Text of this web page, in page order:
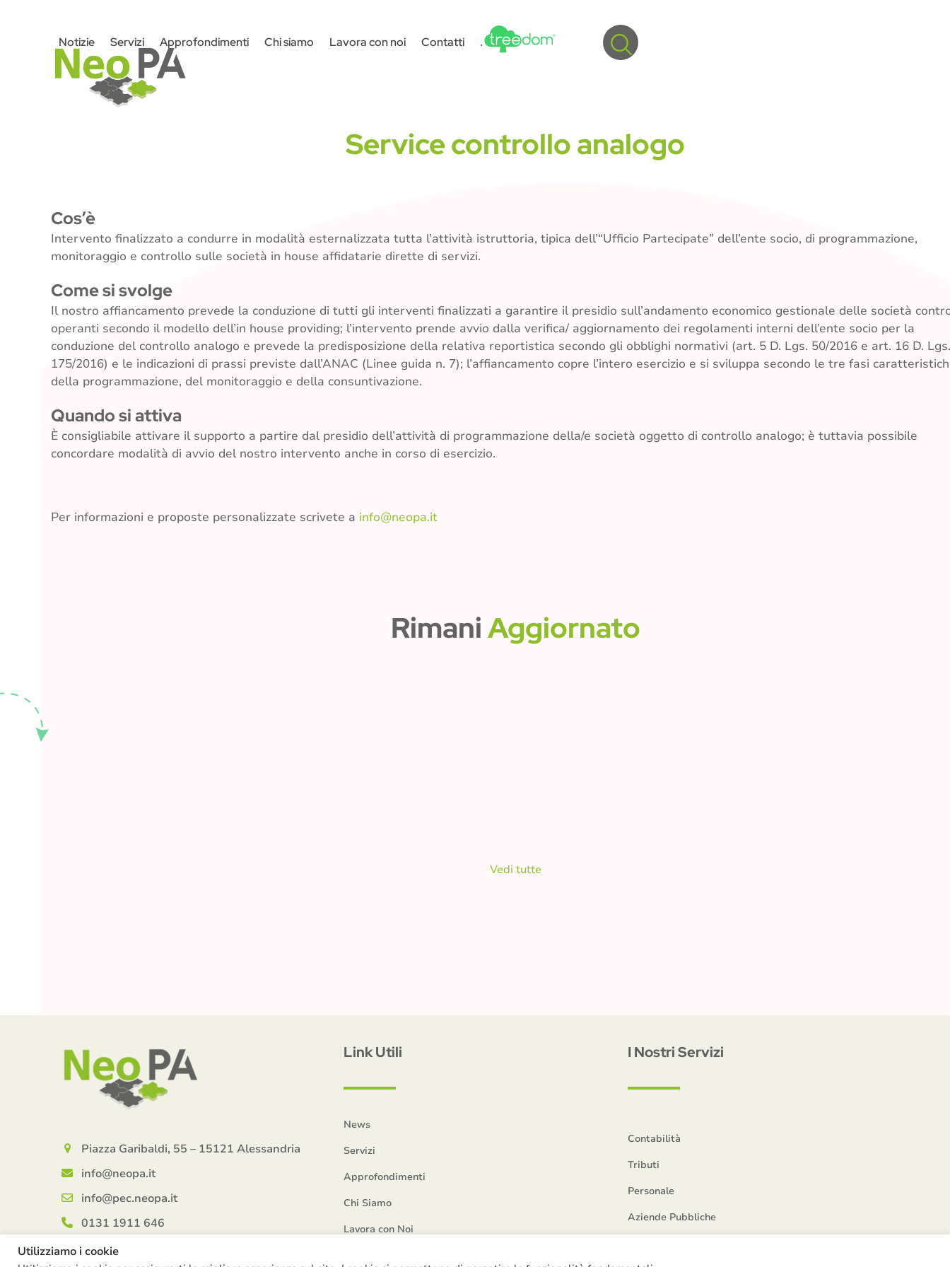
Notizie Servizi Approfondimenti Chi siamo Lavora con noi Contatti .
Service controllo analogo
Cos’è
Intervento finalizzato a condurre in modalità esternalizzata tutta l’attività istruttoria, tipica dell’“Ufficio Partecipate” dell’ente socio, di programmazione,
monitoraggio e controllo sulle società in house affidatarie dirette di servizi.
Come si svolge
Il nostro affiancamento prevede la conduzione di tutti gli interventi finalizzati a garantire il presidio sull’andamento economico gestionale delle società
operanti secondo il modello dell’in house providing; l’intervento prende avvio dalla verifica/ aggiornamento dei regolamenti interni dell’ente socio per la
conduzione del controllo analogo e prevede la predisposizione della relativa reportistica secondo gli obblighi normativi (art. 5 D. Lgs. 50/2016 e art. 16 D. Lgs.
175/2016) e le indicazioni di prassi previste dall’ANAC (Linee guida n. 7); l’affiancamento copre l’intero esercizio e si sviluppa secondo le tre fasi
della programmazione, del monitoraggio e della consuntivazione.
Quando si attiva
È consigliabile attivare il supporto a partire dal presidio dell’attività di programmazione della/e società oggetto di controllo analogo; è tuttavia possibile
concordare modalità di avvio del nostro intervento anche in corso di esercizio.
Per informazioni e proposte personalizzate scrivete a info@neopa.it
RimaniAggiornato
Vedi tutte
Piazza Garibaldi, 55 – 15121 Alessandria
info@neopa.it
info@pec.neopa.it
0131 1911 646
Seguici su Facebook
Link Utili
News
Servizi
Approfondimenti
Chi Siamo
Lavora con Noi
I Nostri Servizi
Contabilità
Tributi
Personale
Aziende Pubbliche
Utilizziamo i cookie